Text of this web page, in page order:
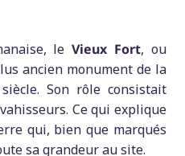
leVieux Fort, ou
ancien monument de la
Son rôle consistait
Ce qui explique
qui, bien que marqués
sa grandeur au site.